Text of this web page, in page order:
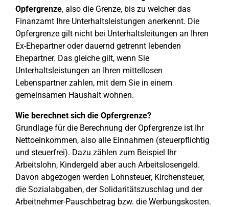
Opfergrenze, also die Grenze, bis zu welcher das
Finanzamt Ihre Unterhaltsleistungen anerkennt. Die
Opfergrenze gilt nicht bei Unterhaltsleitungen an Ihren
Ex-Ehepartner oder dauernd getrennt lebenden
Ehepartner. Das gleiche gilt, wenn Sie
Unterhaltsleistungen an Ihren mittellosen
Lebenspartner zahlen, mit dem Sie in einem
gemeinsamen Haushalt wohnen.
Wie berechnet sich die Opfergrenze?
Grundlage für die Berechnung der Opfergrenze ist Ihr
Nettoeinkommen, also alle Einnahmen (steuerpflichtig
und steuerfrei). Dazu zählen zum Beispiel Ihr
Arbeitslohn, Kindergeld aber auch Arbeitslosengeld.
Davon abgezogen werden Lohnsteuer, Kirchensteuer,
die Sozialabgaben, der Solidaritätszuschlag und der
Arbeitnehmer-Pauschbetrag bzw. die Werbungskosten.